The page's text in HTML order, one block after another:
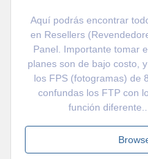
Aquí podrás encontrar
en Resellers
Panel. Importante tomar
planes son de bajo costo,
los FPS (fotogramas) de
confundas los FTP con
función